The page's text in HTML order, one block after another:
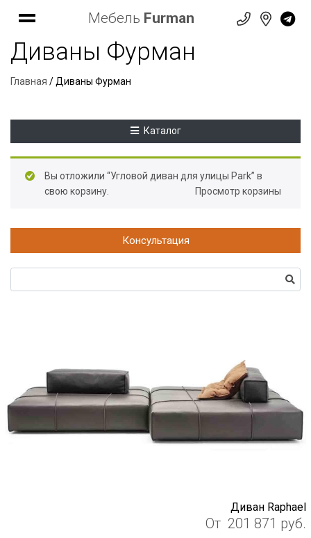
Мебель Furman
Диваны Фурман
Главная / Диваны Фурман
Каталог
Вы отложили “Угловой диван для улицы Park” в
свою корзину.
Просмотр корзины
Консультация
Диван Raphael
От 201 871 руб.